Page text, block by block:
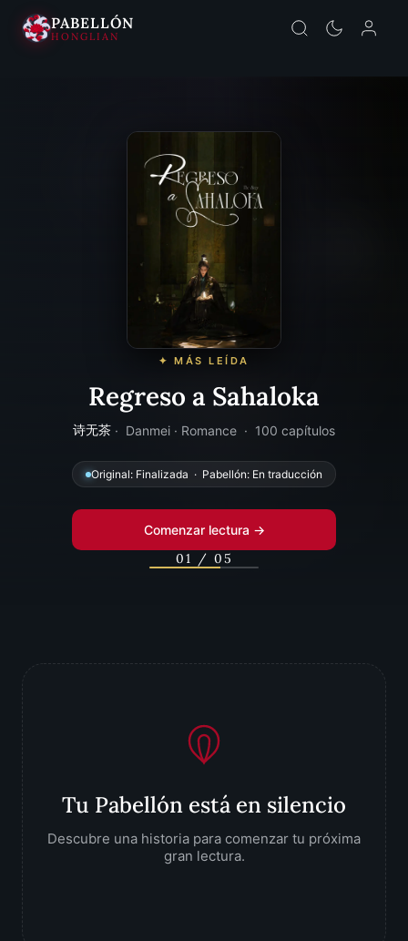
PABELLÓN
HONGLIAN
✦ MÁS LEÍDA
Regreso a Sahaloka
诗无茶 · Danmei · Romance · 100 capítulos
Original: Finalizada · Pabellón: En traducción
Comenzar lectura →
01 / 05
Tu Pabellón está en silencio
Descubre una historia para comenzar tu próxima
gran lectura.